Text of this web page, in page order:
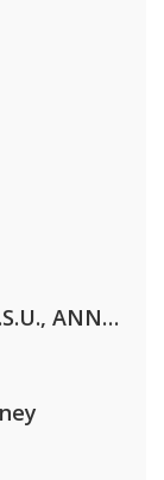
Lustrum U.V.S.V./N.V.V.S.U., ANNO ONS, Jopke van Dobbenburgh & Roeland Beelen